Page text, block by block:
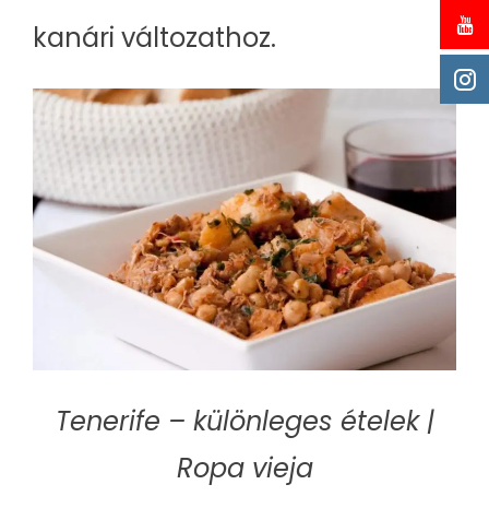
kanári változathoz.
Tenerife – különleges ételek |
Ropa vieja